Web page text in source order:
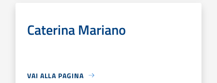
Caterina Mariano
VAI ALLA PAGINA